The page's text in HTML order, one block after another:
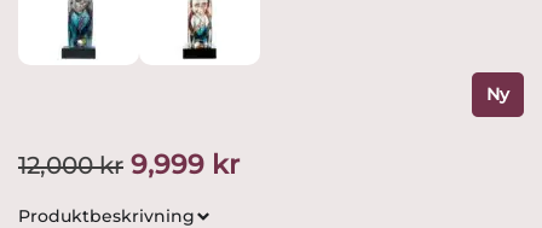
Ny
12,000kr Det
ursprungliga
9,999 krDet
Produktbeskrivning